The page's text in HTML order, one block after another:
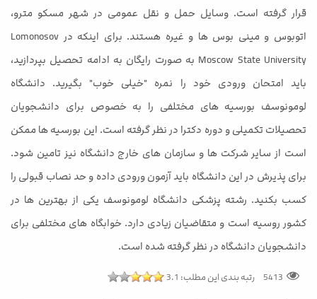
قرار گرفته است. وسایل حمل و نقل عمومی در شهر مسکو مترو،
اتوبوس و مینی بوس ها و غیره هستند. برای اینکه در Lomonosov
Moscow State University به صورت رایگان به ادامه تحصیل بپردازید،
باید امتحان ورودی خود را نمره "خیلی خوب" بگیرید. دانشگاه
لومونوسف بورسیه های مختلفی را به خصوص برای دانشجویان
تحصیلات تکمیلی و دوره دکترا در نظر گرفته است. این بورسیه ها ممکن
است از سایر شرکت ها و سازمان های خارج دانشگاه نیز تامین شود.
برای پذیرش در این دانشگاه باید آزمون ورودی داده و حد نصاب قبولی را
کسب بکنید. رشته پزشکی دانشگاه لومونوسف یکی از بهترین ها در
کشور روسیه است و متقاضیان زیادی دارد. خوابگاه های مختلفی برای
دانشجویان دانشگاه در نظر گرفته شده است.
5413 رتبه بندی این مطلب: 3.1